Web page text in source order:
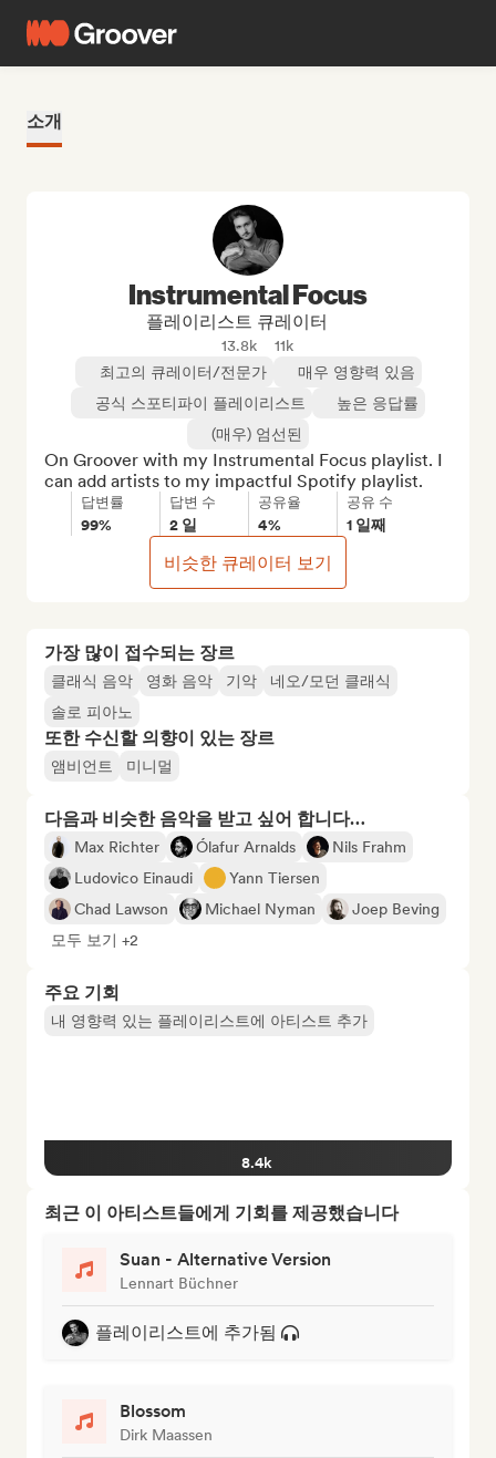
소개
가장 많이 접수되는 장르
클래식 음악 영화 음악 기악
네오/모던 클래식
솔로 피아노
또한 수신할 의향이 있는 장르
앰비언트 미니멀
다음과 비슷한 음악을 받고 싶어 합니다…
Max Richter Ólafur Arnalds
Nils Frahm
Ludovico Einaudi
Yann Tiersen
Chad Lawson
Michael Nyman
Joep Beving
모두 보기 +2
주요 기회
내 영향력 있는 플레이리스트에 아티스트 추가
8.4k
최근 이 아티스트들에게 기회를 제공했습니다
Suan - Alternative Version
Lennart Büchner
플레이리스트에 추가됨
Blossom
Dirk Maassen
Instrumental Focus
플레이리스트 큐레이터
13.8k
11k
최고의 큐레이터/전문가
매우 영향력 있음
공식 스포티파이 플레이리스트
높은 응답률
(매우) 엄선된
On Groover with my Instrumental Focus playlist. I
can add artists to my impactful Spotify playlist.
답변률
99%
답변 수
2 일
공유율
4%
공유 수
1 일째
비슷한 큐레이터 보기